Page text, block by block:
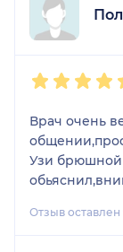
Врач очень
Узи брюшной
Отзыв